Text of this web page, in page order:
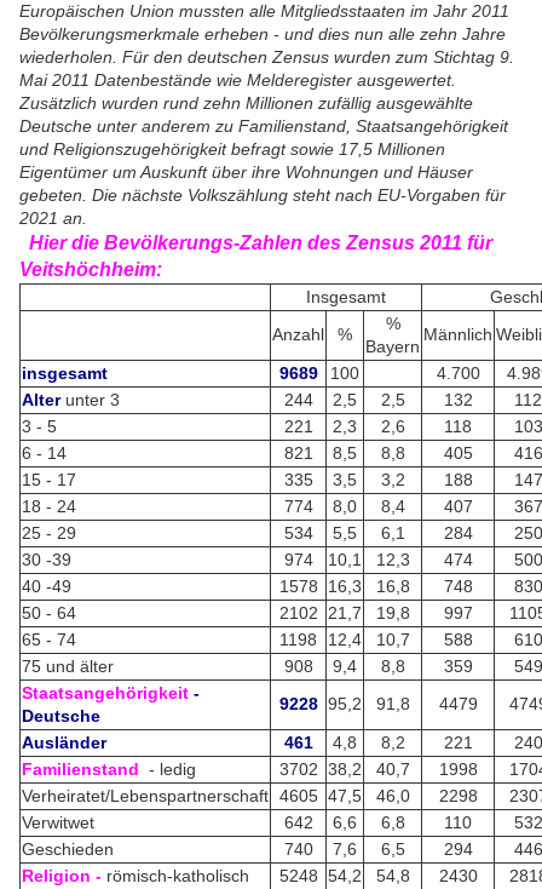
Europäischen Union mussten alle Mitgliedsstaaten im Jahr 2011
Bevölkerungsmerkmale erheben - und dies nun alle zehn Jahre
wiederholen. Für den deutschen Zensus wurden zum Stichtag 9.
Mai 2011 Datenbestände wie Melderegister ausgewertet.
Zusätzlich wurden rund zehn Millionen zufällig ausgewählte
Deutsche unter anderem zu Familienstand, Staatsangehörigkeit
und Religionszugehörigkeit befragt sowie 17,5 Millionen
Eigentümer um Auskunft über ihre Wohnungen und Häuser
gebeten. Die nächste Volkszählung steht nach EU-Vorgaben für
2021 an.
Hier die Bevölkerungs-Zahlen des Zensus 2011 für
Veitshöchheim:
Insgesamt
Anzahl
%
%
Bayern
Männlich
insgesamt
9689 100 4.700
Alterunter 3 244 2,5 2,5 132
112
3 - 5
221 2,3 2,6 118
103
6 - 14
821 8,5 8,8 405
416
15 - 17
335 3,5 3,2 188
147
18 - 24
774 8,0 8,4 407
367
25 - 29
534 5,5 6,1 284
250
30 -39
974 10,1 12,3 474
500
40 -49
1578 16,3 16,8 748
830
50 - 64
2102 21,7 19,8 997
65 - 74
1198 12,4 10,7 588
610
75 und älter
908 9,4 8,8 359
549
Staatsangehörigkeit -
Deutsche
9228 95,2 91,8 4479
Ausländer
461 4,8 8,2 221
240
Familienstand - ledig 3702 38,2 40,7 1998
Verheiratet/Lebenspartnerschaft 4605 47,5 46,0 2298
Verwitwet
642 6,6 6,8 110
532
Geschieden
740 7,6 6,5 294
446
Religion - römisch-katholisch 5248 54,2 54,8 2430